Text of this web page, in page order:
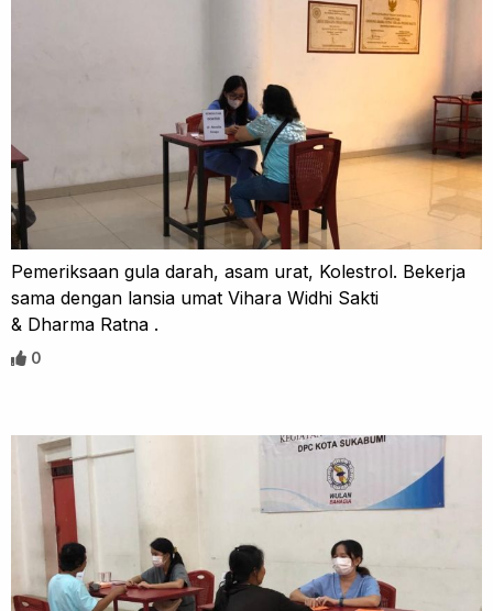
Pemeriksaan gula darah, asam urat, Kolestrol. Bekerja
sama dengan lansia umat Vihara Widhi Sakti
& Dharma Ratna .
0